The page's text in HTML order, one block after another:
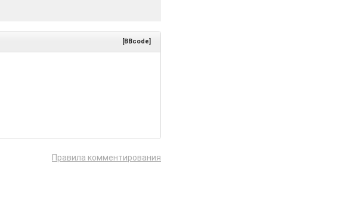
[BBcode]
Правила комментирования